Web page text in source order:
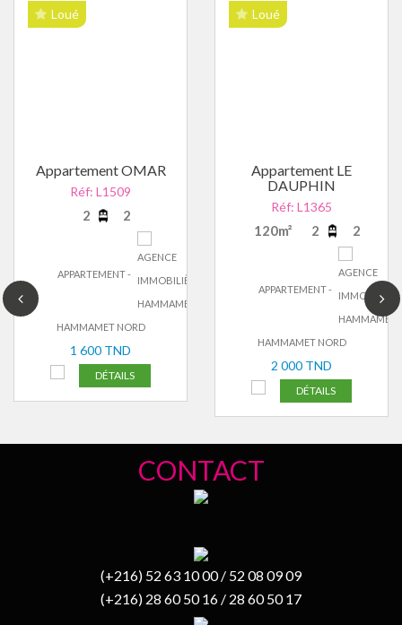
Loué
Appartement OMAR
Réf: L1509
2 2
APPARTEMENT -
HAMMAMET NORD
1 600 TND
DÉTAILS
Loué
Appartement LE
DAUPHIN
Réf: L1365
120m² 2 2
APPARTEMENT -
HAMMAMET NORD
2 000 TND
DÉTAILS
CONTACT
(+216) 52 63 10 00 / 52 08 09 09
(+216) 28 60 50 16 / 28 60 50 17